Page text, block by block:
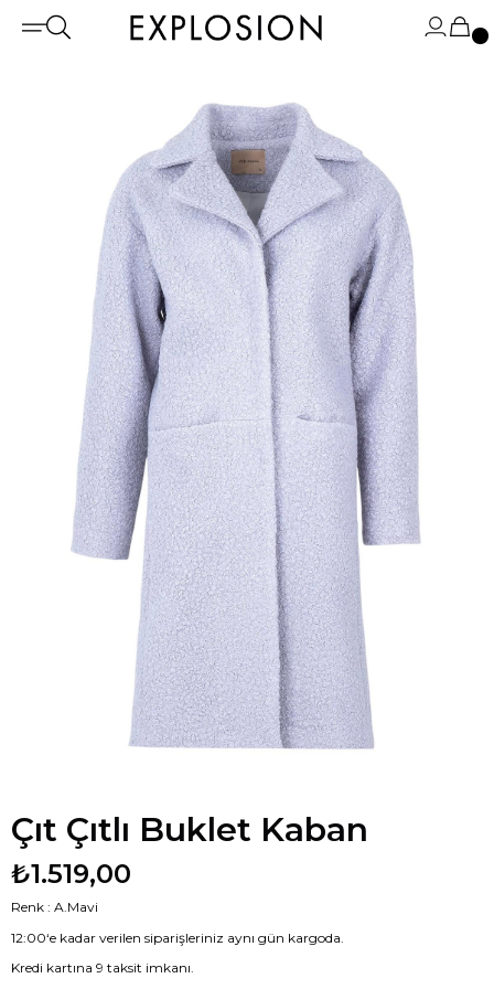
Çıt Çıtlı Buklet Kaban
₺1.519,00
Renk : A.Mavi
12:00‘e kadar verilen siparişleriniz aynı gün kargoda.
Kredi kartına 9 taksit imkanı.